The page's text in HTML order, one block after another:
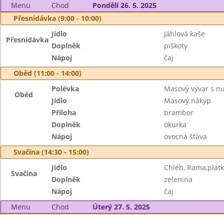
Menu Chod
Pondělí 26. 5. 2025
Přesnídávka (9:00 - 10:00)
Přesnídávka
Jídlo
Jáhlová kaše
Doplněk
piškoty
Nápoj
čaj
Oběd (11:00 - 14:00)
Oběd
Polévka
Masový vývar s
Jídlo
Masový nákyp
Příloha
brambor
Doplněk
okurka
Nápoj
ovocná šťáva
Svačina (14:30 - 15:00)
Svačina
Jídlo
Chléb,
Doplněk
zelenina
Nápoj
čaj
Menu
Chod
Úterý 27. 5. 2025